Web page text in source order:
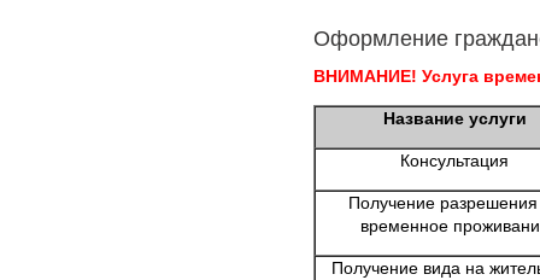
Оформление
ВНИМАНИЕ! Услуга
Название услуги
Консультация
Получение
временное
Получение вида на